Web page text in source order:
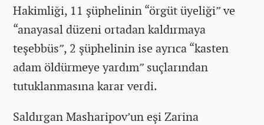
Hakimliği, 11 şüphelinin “örgüt üyeliği” ve
“anayasal düzeni ortadan kaldırmaya
teşebbüs”, 2 şüphelinin ise ayrıca “kasten
adam öldürmeye yardım” suçlarından
tutuklanmasına karar verdi.
Saldırgan Masharipov’un eşi Zarina